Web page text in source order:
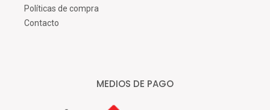
Políticas de compra
Contacto
MEDIOS DE PAGO